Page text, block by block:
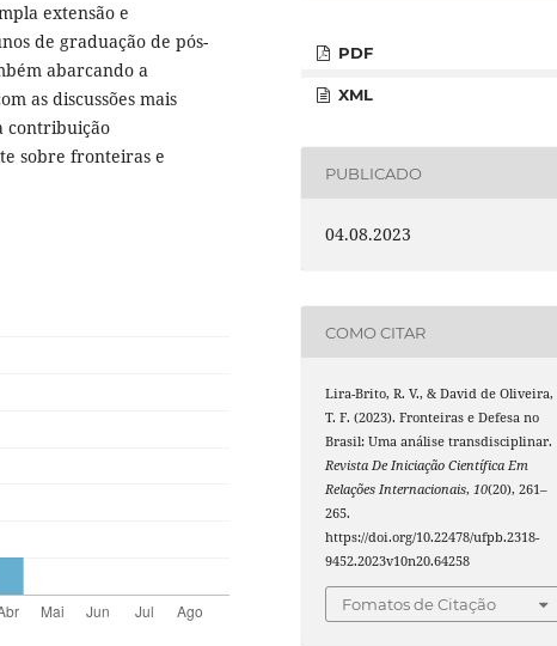
extensão e
de graduação de pós-
abarcando a
as discussões mais
contribuição
sobre fronteiras e
PDF
XML
PUBLICADO
04.08.2023
COMO CITAR
Lira-Brito, R. V., & David de Oliveira,
T. F. (2023). Fronteiras e Defesa no
Brasil: Uma análise transdisciplinar.
Revista De Iniciação Científica Em
Relações Internacionais,10(20), 261–
265.
https://doi.org/10.22478/ufpb.2318-
9452.2023v10n20.64258
Fomatos de Citação